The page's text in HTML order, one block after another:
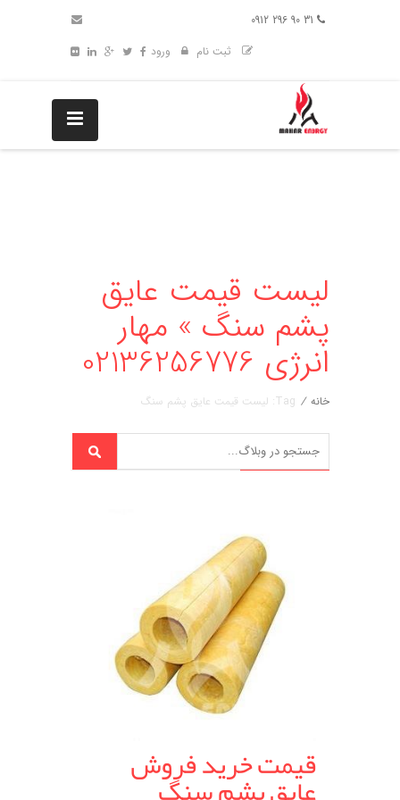
ثبت نام
ورود
لیست قیمت عایق
پشم سنگ » مهار
انرژی 02136256776
خانه / Tag: لیست قیمت عایق پشم سنگ
قیمت خرید فروش